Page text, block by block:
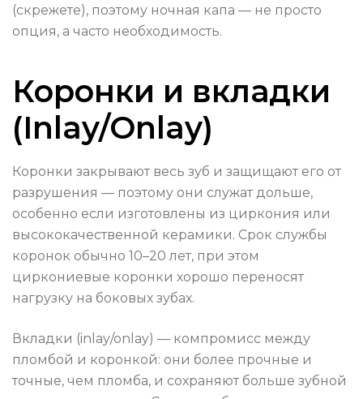
(скрежете), поэтому ночная капа — не просто
опция, а часто необходимость.
Коронки и вкладки
(Inlay/Onlay)
Коронки закрывают весь зуб и защищают его от
разрушения — поэтому они служат дольше,
особенно если изготовлены из циркония или
высококачественной керамики. Срок службы
коронок обычно 10–20 лет, при этом
циркониевые коронки хорошо переносят
нагрузку на боковых зубах.
Вкладки (inlay/onlay) — компромисс между
пломбой и коронкой: они более прочные и
точные, чем пломба, и сохраняют больше зубной